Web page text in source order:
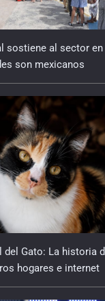
sostiene al sector
son mexicanos
del Gato: La historia
hogares e internet